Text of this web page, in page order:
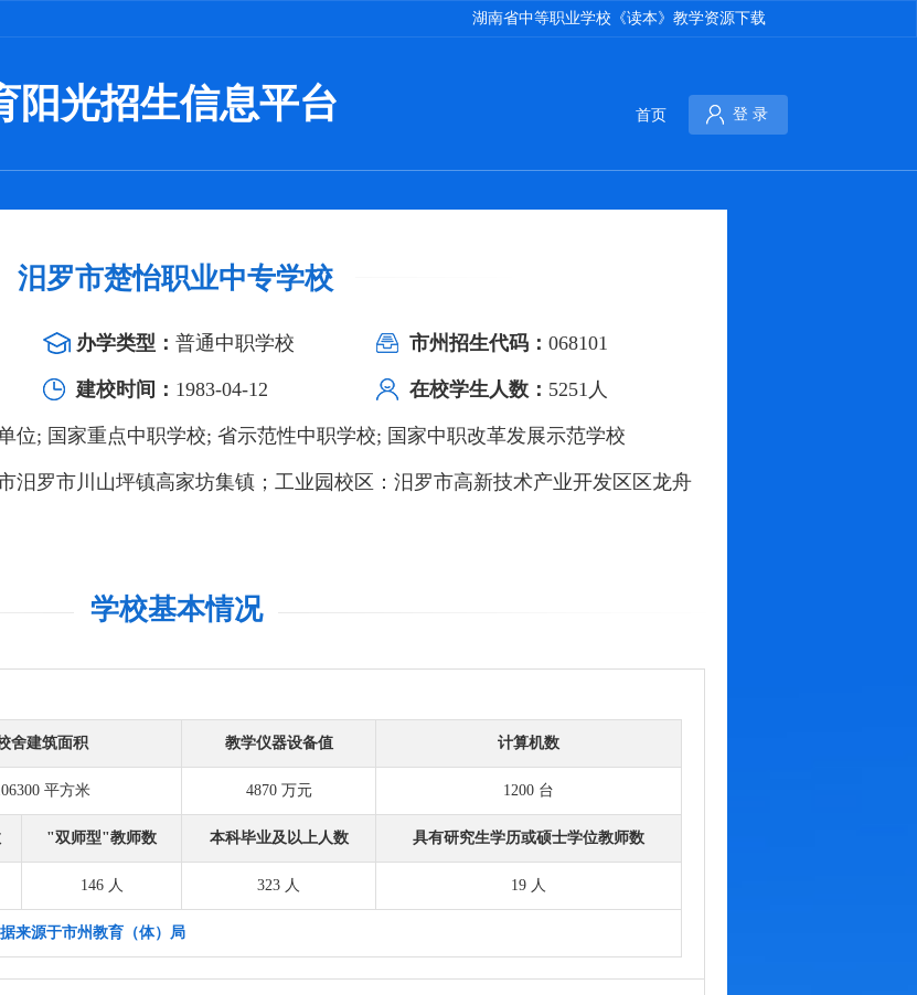
湖南省中等职业学校《读本》教学资源下载
阳光招生信息平台 首页 登 录
汨罗市楚怡职业中专学校
办学类型： 普通中职学校 市州招生代码： 068101
建校时间： 1983-04-12 在校学生人数： 5251人
位; 国家重点中职学校; 省示范性中职学校; 国家中职改革发展示范学校
汨罗市川山坪镇高家坊集镇；工业园校区：汨罗市高新技术产业开发区区龙舟
学校基本情况
舍建筑面积 教学仪器设备值 计算机数
平方米 4870 万元 1200 台
"双师型"教师数 本科毕业及以上人数 具有研究生学历或硕士学位教师数
146 人 323 人 19 人
来源于市州教育（体）局